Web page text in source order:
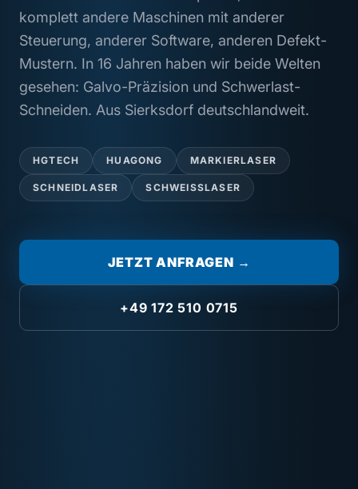
komplett andere Maschinen mit anderer
Steuerung, anderer Software, anderen Defekt-
Mustern. In 16 Jahren haben wir beide Welten
gesehen: Galvo-Präzision und Schwerlast-
Schneiden. Aus Sierksdorf deutschlandweit.
HGTECH HUAGONG MARKIERLASER
SCHNEIDLASER SCHWEISSLASER
JETZT ANFRAGEN →
+49 172 510 0715